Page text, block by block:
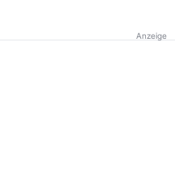
Anzeige